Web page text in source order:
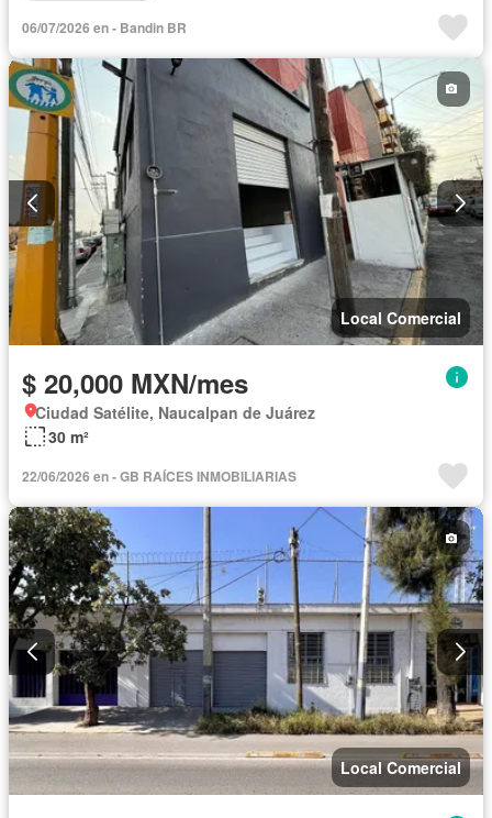
06/07/2026 en - Bandin BR
Local Comercial
$ 20,000 MXN/mes
Ciudad Satélite, Naucalpan de Juárez
30 m²
22/06/2026 en - GB RAÍCES INMOBILIARIAS
Local Comercial